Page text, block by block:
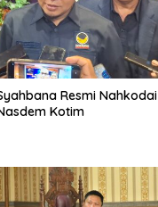
Resmi Nahkodai
Kotim